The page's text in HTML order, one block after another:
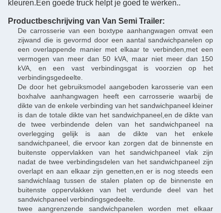
kleuren.Een goede truck helpt je goed te werken..
Productbeschrijving van Van Semi Trailer:
De carrosserie van een boxtype aanhangwagen omvat een
zijwand die is gevormd door een aantal sandwichpanelen op
een overlappende manier met elkaar te verbinden,met een
vermogen van meer dan 50 kVA, maar niet meer dan 150
kVA, en een vast verbindingsgat is voorzien op het
verbindingsgedeelte.
De door het gebruiksmodel aangeboden karosserie van een
boxhalve aanhangwagen heeft een carrosserie waarbij de
dikte van de enkele verbinding van het sandwichpaneel kleiner
is dan de totale dikte van het sandwichpaneel,en de dikte van
de twee verbindende delen van het sandwichpaneel na
overlegging gelijk is aan de dikte van het enkele
sandwichpaneel, die ervoor kan zorgen dat de binnenste en
buitenste oppervlakken van het sandwichpaneel vlak zijn
nadat de twee verbindingsdelen van het sandwichpaneel zijn
overlapt en aan elkaar zijn genetten,en er is nog steeds een
sandwichlaag tussen de stalen platen op de binnenste en
buitenste oppervlakken van het verdunde deel van het
sandwichpaneel verbindingsgedeelte.
twee aangrenzende sandwichpanelen worden met elkaar